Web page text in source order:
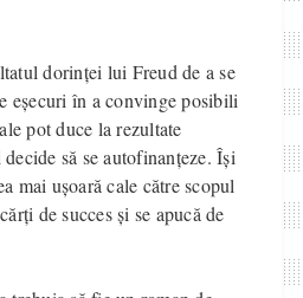
dorinței lui Freud de a se
eșecuri în a convinge posibili
pot duce la rezultate
să se autofinanțeze. Își
mai ușoară cale către scopul
de succes și se apucă de